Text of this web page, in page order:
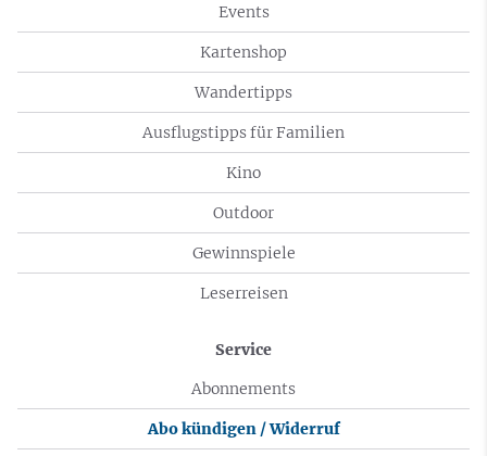
Events
Kartenshop
Wandertipps
Ausflugstipps für Familien
Kino
Outdoor
Gewinnspiele
Leserreisen
Service
Abonnements
Abo kündigen / Widerruf